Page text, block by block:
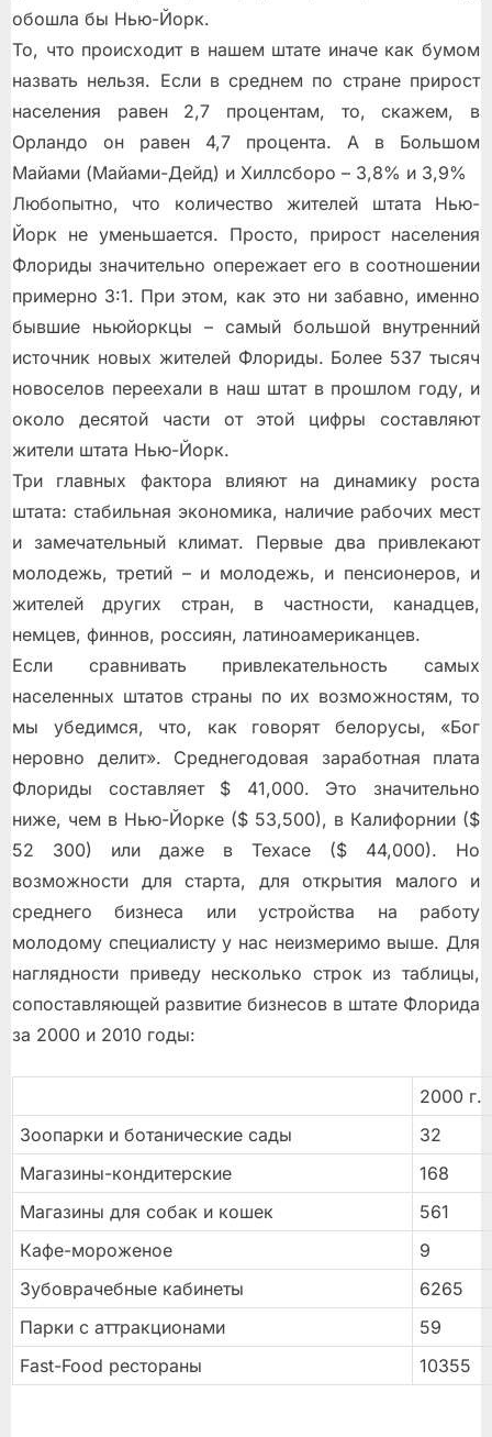
обошла бы Нью-Йорк.
То, что происходит в нашем штате иначе как бумом
назвать нельзя. Если в среднем по стране прирост
населения равен 2,7 процентам, то, скажем, в
Орландо он равен 4,7 процента. А в Большом
Майами (Майами-Дейд) и Хиллсборо – 3,8% и 3,9%
Любопытно, что количество жителей штата Нью-
Йорк не уменьшается. Просто, прирост населения
Флориды значительно опережает его в соотношении
примерно 3:1. При этом, как это ни забавно, именно
бывшие ньюйоркцы – самый большой внутренний
источник новых жителей Флориды. Более 537 тысяч
новоселов переехали в наш штат в прошлом году, и
около десятой части от этой цифры составляют
жители штата Нью-Йорк.
Три главных фактора влияют на динамику роста
штата: стабильная экономика, наличие рабочих мест
и замечательный климат. Первые два привлекают
молодежь, третий – и молодежь, и пенсионеров, и
жителей других стран, в частности, канадцев,
немцев, финнов, россиян, латиноамериканцев.
Если сравнивать привлекательность самых
населенных штатов страны по их возможностям, то
мы убедимся, что, как говорят белорусы, «Бог
неровно делит». Среднегодовая заработная плата
Флориды составляет $ 41,000. Это значительно
ниже, чем в Нью-Йорке ($ 53,500), в Калифорнии ($
52 300) или даже в Техасе ($ 44,000). Но
возможности для старта, для открытия малого и
среднего бизнеса или устройства на работу
молодому специалисту у нас неизмеримо выше. Для
наглядности приведу несколько строк из таблицы,
сопоставляющей развитие бизнесов в штате Флорида
за 2000 и 2010 годы:
2000 г.
Зоопарки и ботанические сады
32
Магазины-кондитерские
168
Магазины для собак и кошек
561
Кафе-мороженое
9
Зубоврачебные кабинеты
6265
Парки с аттракционами
59
Fast-Food рестораны
10355